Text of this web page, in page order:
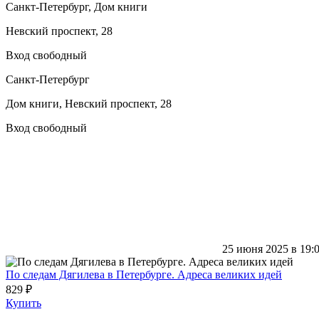
Санкт-Петербург, Дом книги
Невский проспект, 28
Вход свободный
Санкт-Петербург
Дом книги, Невский проспект, 28
Вход свободный
25 июня 2025 в
По следам Дягилева в Петербурге. Адреса великих идей
829 ₽
Купить